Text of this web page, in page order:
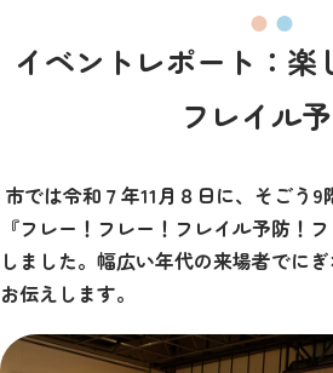
イベントレポート：楽
フレイル
市では令和７年11月８日に、そごう
『フレー！フレー！フレイル予防！
しました。幅広い年代の来場者でに
お伝えします。